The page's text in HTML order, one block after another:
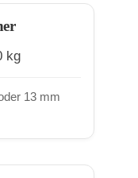
kg
13 mm